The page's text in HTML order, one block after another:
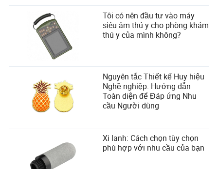
Tôi có nên đầu tư vào máy
siêu âm thú y cho phòng khám
thú y của mình không?
Nguyên tắc Thiết kế Huy hiệu
Nghề nghiệp: Hướng dẫn
Toàn diện để Đáp ứng Nhu
cầu Người dùng
Xi lanh: Cách chọn tùy chọn
phù hợp với nhu cầu của bạn